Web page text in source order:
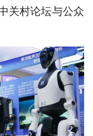
关村论坛与公众